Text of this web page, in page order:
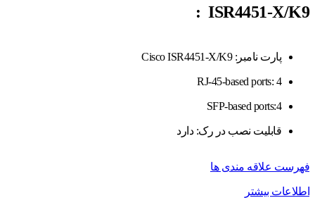
ISR4451-X/K9
:
پارت نامبر: Cisco ISR4451-X/K9
RJ-45-based ports: 4
SFP-based ports:4
قابلیت نصب در رک: دارد
فهرست علاقه مندی ها
اطلاعات بیشتر